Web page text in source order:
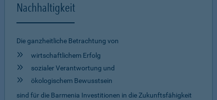
Nachhaltigkeit
Die ganzheitliche Betrachtung von
wirtschaftlichem Erfolg
sozialer Verantwortung und
ökologischem Bewusstsein
sind für die Barmenia Investitionen in die Zukunftsfähigkeit